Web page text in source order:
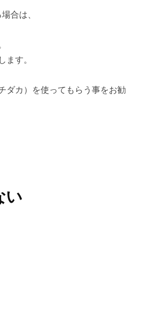
合は、
ます。
ダカ）を使ってもらう事をお勧
い